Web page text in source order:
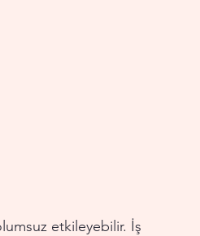
etkileyebilir. İş